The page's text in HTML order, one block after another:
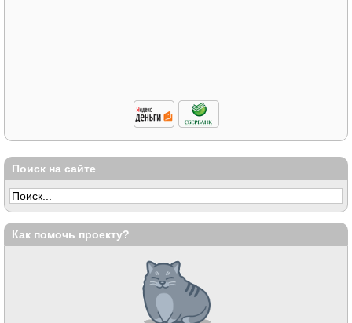
Поиск на сайте
Как помочь проекту?